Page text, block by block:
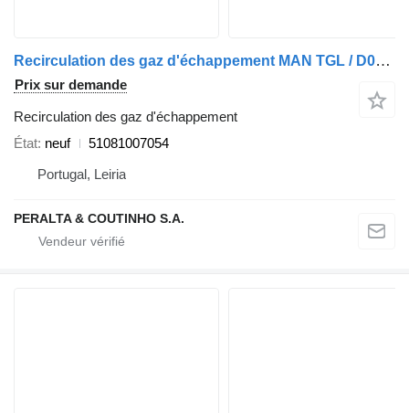
Recirculation des gaz d'échappement MAN TGL / D0836LOH Módulo de EGR 51081007054 pour camion
Prix sur demande
Recirculation des gaz d'échappement
État neuf
51081007054
Portugal, Leiria
PERALTA & COUTINHO S.A.